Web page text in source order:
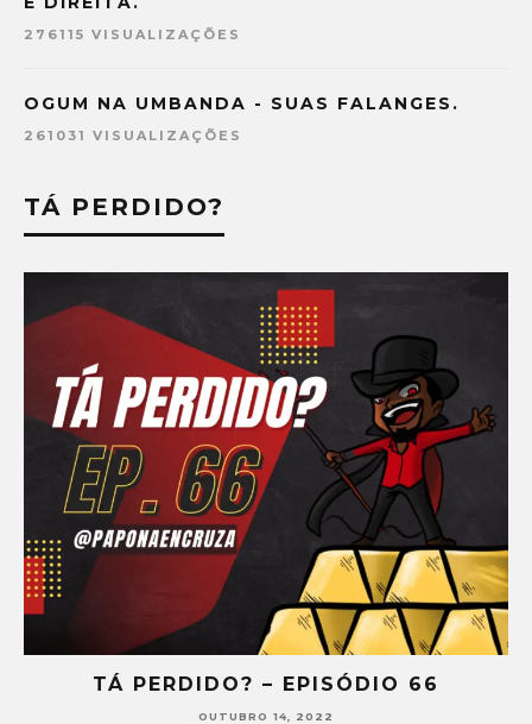
276115 VISUALIZAÇÕES
OGUM NA UMBANDA - SUAS FALANGES.
261031 VISUALIZAÇÕES
TÁ PERDIDO?
TÁ PERDIDO? – EPISÓDIO 66
OUTUBRO 14, 2022